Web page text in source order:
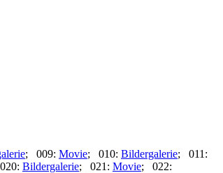
; 009: Movie; 010: Bildergalerie; 011:
Bildergalerie; 021: Movie; 022: